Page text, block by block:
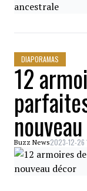
DIAPORAMAS
12
Buzz News2023-12-26